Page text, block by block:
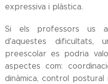
expressiva i plàstica.
Si els professors us
d'aquestes dificultats,
preescolar es podria
aspectes com:
dinàmica, control